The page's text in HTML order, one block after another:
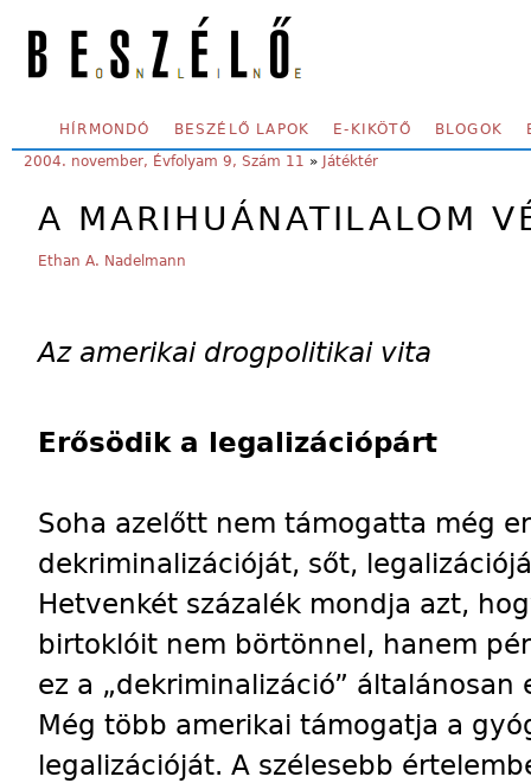
SECONDARY MENU
HÍRMONDÓ BESZÉLŐ LAPOK E-KIKÖTŐ BLOGOK
YOU ARE HERE:
2004. november, Évfolyam 9, Szám 11 » Játéktér
A MARIHUÁNATILALOM
Ethan A. Nadelmann
Az amerikai drogpolitikai vita
Erősödik a legalizációpárt
Soha azelőtt nem támogatta még
dekriminalizációját, sőt,
Hetvenkét százalék mondja azt,
birtoklóit nem börtönnel, hanem
ez a „dekriminalizáció”
Még több amerikai támogatja a
legalizációját. A szélesebb